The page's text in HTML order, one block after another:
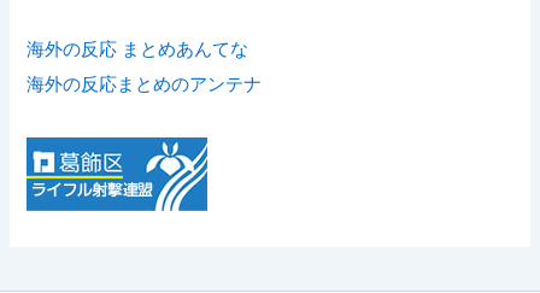
海外の反応 まとめあんてな
海外の反応まとめのアンテナ